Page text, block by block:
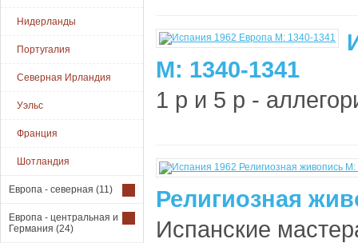
Нидерланды
Португалия
Северная Ирландия
Уэльс
Франция
Шотландия
Европа - северная (11)
Европа - центральная и
Германия (24)
М: 1340-1341
1 р и 5 р -
Религиозная
Испанские